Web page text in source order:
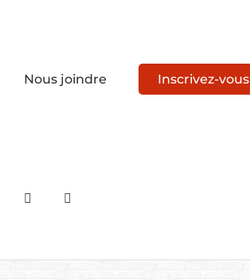
Nous joindre Inscrivez-vous